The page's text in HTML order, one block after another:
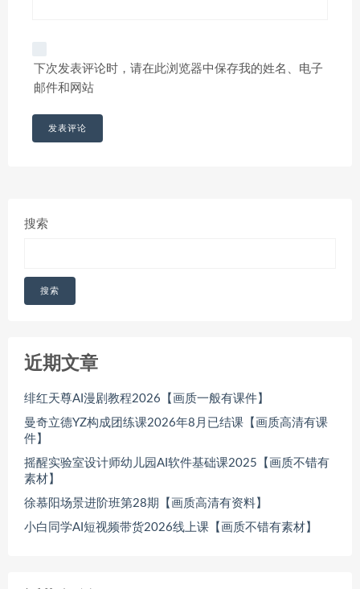
下次发表评论时，请在此浏览器中保存我的姓名、电子
邮件和网站
搜索
搜索
近期文章
绯红天尊AI漫剧教程2026【画质一般有课件】
曼奇立德YZ构成团练课2026年8月已结课【画质高清有课
件】
摇醒实验室设计师幼儿园AI软件基础课2025【画质不错有
素材】
徐慕阳场景进阶班第28期【画质高清有资料】
小白同学AI短视频带货2026线上课【画质不错有素材】